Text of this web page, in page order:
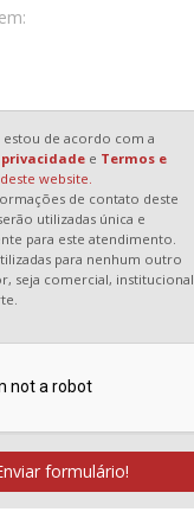
estou de acordo com a
e Termos e
deste website.
de contato deste
utilizadas única e
para este atendimento.
para nenhum outro
seja comercial, institucional
formulário!